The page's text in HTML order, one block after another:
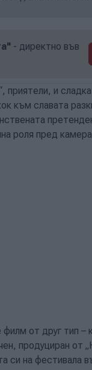
- директно във
приятели, и
към славата
роля пред
филм от друг тип –
продуциран от
си на фестивала